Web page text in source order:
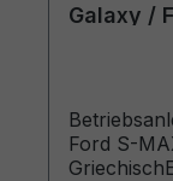
Galaxy /
Ford S-